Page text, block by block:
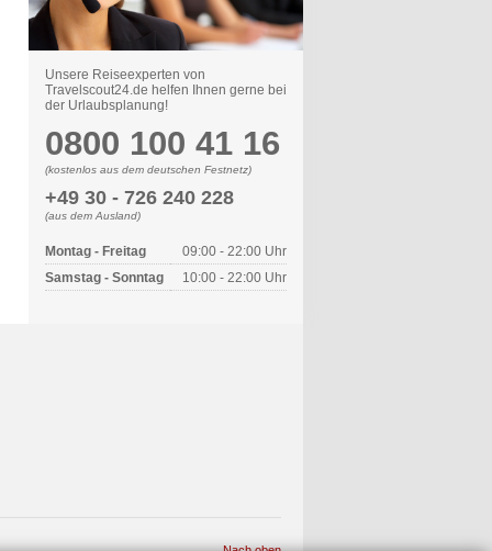
Unsere Reiseexperten von
Travelscout24.de helfen Ihnen gerne bei
der Urlaubsplanung!
0800 100 41 16
(kostenlos aus dem deutschen Festnetz)
+49 30 - 726 240 228
(aus dem Ausland)
Montag - Freitag
09:00 - 22:00 Uhr
Samstag - Sonntag
10:00 - 22:00 Uhr